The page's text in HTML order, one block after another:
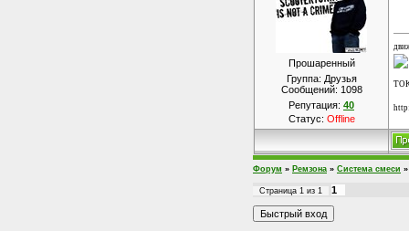
Прошаренный
Группа: Друзья
Сообщений: 1098
Репутация: 40
Статус: Offline
Форум » Ремзона » Система смеси »
Страница 1 из 1 1